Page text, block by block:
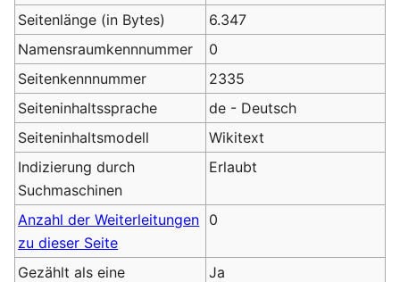
Seitenlänge (in Bytes)
6.347
Namensraumkennnummer
0
Seitenkennnummer
2335
Seiteninhaltssprache
de - Deutsch
Seiteninhaltsmodell
Wikitext
Indizierung durch
Suchmaschinen
Erlaubt
Anzahl der Weiterleitungen
zu dieser Seite
0
Gezählt als eine
Ja